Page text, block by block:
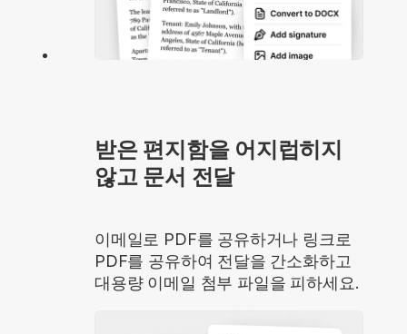
받은 편지함을 어지럽히지
않고 문서 전달
이메일로 PDF를 공유하거나 링크로
PDF를 공유하여 전달을 간소화하고
대용량 이메일 첨부 파일을 피하세요.